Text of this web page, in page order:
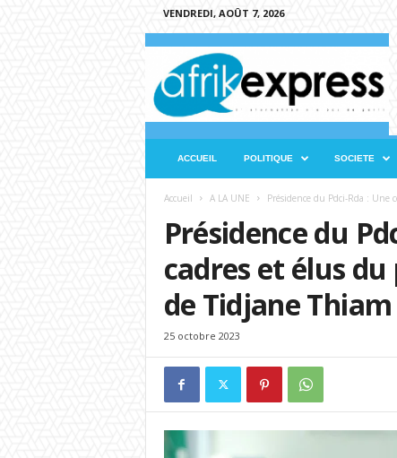
VENDREDI, AOÛT 7, 2026
e
ACCUEIL POLITIQUE SOCIETE
Accueil A LA UNE Présidence du Pdci-Rda : Une
Présidence du
cadres et élus
de Tidjane Thiam
25 octobre 2023